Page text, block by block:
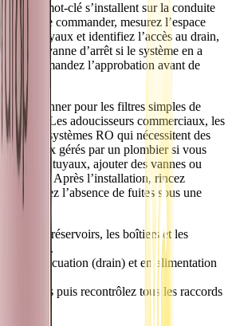
ce mot-clé s’installent sur la conduite
Avant de commander, mesurez l’espace
des tuyaux et identifiez l’accès au drain,
et à la vanne d’arrêt si le système en a
demandez l’approbation avant de
fonctionner pour les filtres simples de
ligne. Les adoucisseurs commerciaux, les
et les systèmes RO qui nécessitent des
mieux gérés par un plombier si vous
les tuyaux, ajouter des vannes ou
locale. Après l’installation, rincez
et vérifiez l’absence de fuites sous une
pour les réservoirs, les boîtiers et les
en évacuation (drain) et en alimentation
filtres puis recontrôlez tous les raccords